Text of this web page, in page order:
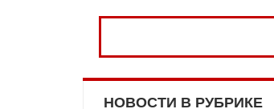
НОВОСТИ В РУБРИКЕ